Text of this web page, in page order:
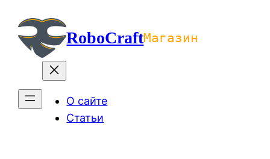
содержимомуRoboCraftМагазин
О сайте
Статьи